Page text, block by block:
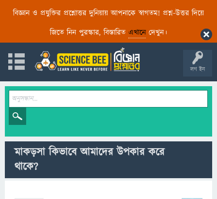
বিজ্ঞান ও প্রযুক্তির প্রশ্নোত্তর দুনিয়ায় আপনাকে স্বাগতম! প্রশ্ন-উত্তর দিয়ে
জিতে নিন পুরস্কার, বিস্তারিত এখানেদেখুন।
লগ ইন
মাকড়সা কিভাবে আমাদের উপকার করে
থাকে?